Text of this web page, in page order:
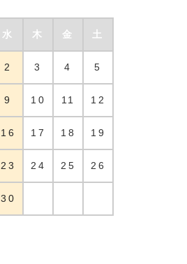
水 木 金 土
2 3 4 5
9 10 11 12
16 17 18 19
23 24 25 26
30